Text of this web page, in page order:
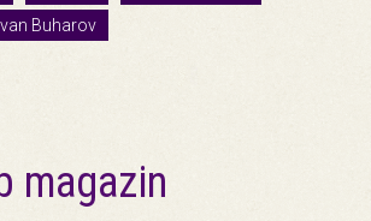
Ivan Buharov
magazin